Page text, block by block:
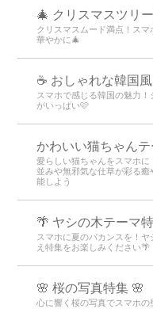
🎄 クリスマスツリ
クリスマスムード満点！ス
華やかに🎄
☕ おしゃれな韓国
スマホで感じる韓国の魅力
がいっぱい🩷
かわいい猫ちゃん
愛らしい猫ちゃんをスマホ
並みや無邪気な仕草が彩る
能しよう
🌴 ヤシの木テーマ
スマホに夏のバカンスを！
え特集をお楽しみください🌴
🌸 桜の写真特集 🌸
心に響く桜の写真でスマホ